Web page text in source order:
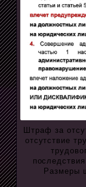
Штраф за
отсутствие
Размеры